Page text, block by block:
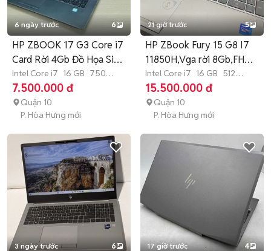
6 ngày trước 6
HP ZBOOK 17 G3 Core i7
Card Rời 4Gb Đồ Họa Siêu
Rẻ
Intel Core i7 16 GB 750
GB SSD
7.500.000 đ
Quận 10
P. Hòa Hưng mới
21 giờ trước 5
HP ZBook Fury 15 G8 I7
11850H,Vga rời 8Gb,FHD
đẹp
Intel Core i7 16 GB 512
GB SSD
15.500.000 đ
Quận 10
P. Hòa Hưng mới
3 ngày trước 6 17 giờ trước 4